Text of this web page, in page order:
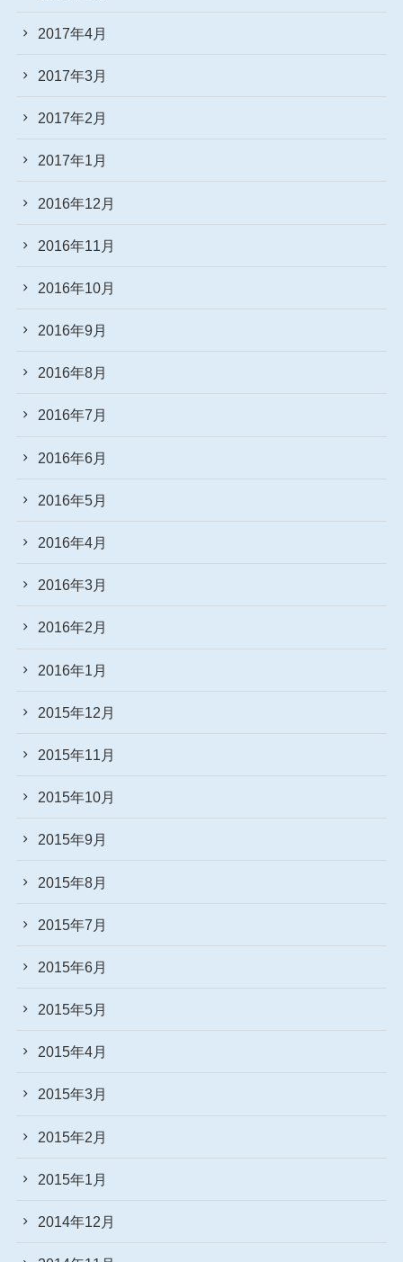
2017年4月
2017年3月
2017年2月
2017年1月
2016年12月
2016年11月
2016年10月
2016年9月
2016年8月
2016年7月
2016年6月
2016年5月
2016年4月
2016年3月
2016年2月
2016年1月
2015年12月
2015年11月
2015年10月
2015年9月
2015年8月
2015年7月
2015年6月
2015年5月
2015年4月
2015年3月
2015年2月
2015年1月
2014年12月